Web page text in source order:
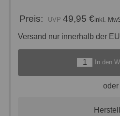
Preis: 49,95 €inkl.
Versand nur innerhalb der
In den
oder